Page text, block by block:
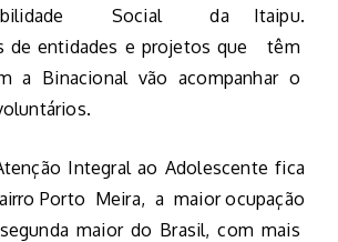
Social da Itaipu.
de entidades e projetos que têm
a Binacional vão acompanhar o
Integral ao Adolescente fica
Porto Meira, a maior ocupação
maior do Brasil, com mais